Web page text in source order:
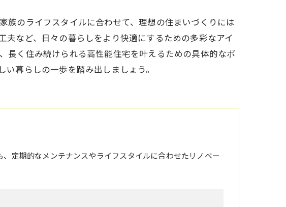
のライフスタイルに合わせて、理想の住まいづくりには
など、日々の暮らしをより快適にするための多彩なアイ
長く住み続けられる高性能住宅を叶えるための具体的なポ
暮らしの一歩を踏み出しましょう。
定期的なメンテナンスやライフスタイルに合わせたリノベー